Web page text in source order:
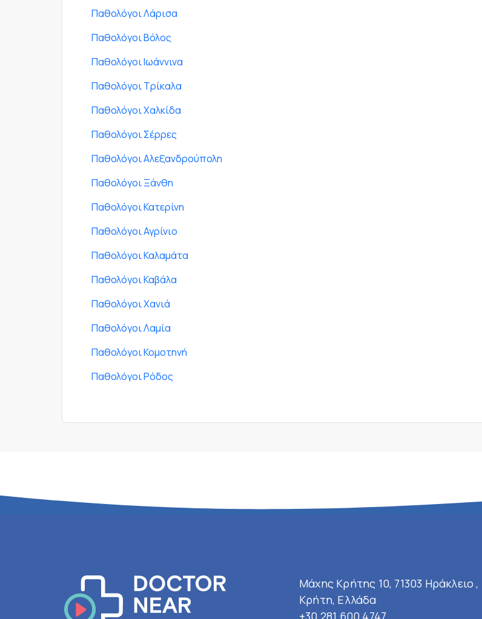
Παθολόγοι Λάρισα
Παθολόγοι Βόλος
Παθολόγοι Ιωάννινα
Παθολόγοι Τρίκαλα
Παθολόγοι Χαλκίδα
Παθολόγοι Σέρρες
Παθολόγοι Αλεξανδρούπολη
Παθολόγοι Ξάνθη
Παθολόγοι Κατερίνη
Παθολόγοι Αγρίνιο
Παθολόγοι Καλαμάτα
Παθολόγοι Καβάλα
Παθολόγοι Χανιά
Παθολόγοι Λαμία
Παθολόγοι Κομοτηνή
Παθολόγοι Ρόδος
Μάχης Κρήτης 10, 71303 Ηράκλειο ,
Κρήτη, Ελλάδα
+30 281 600 4747